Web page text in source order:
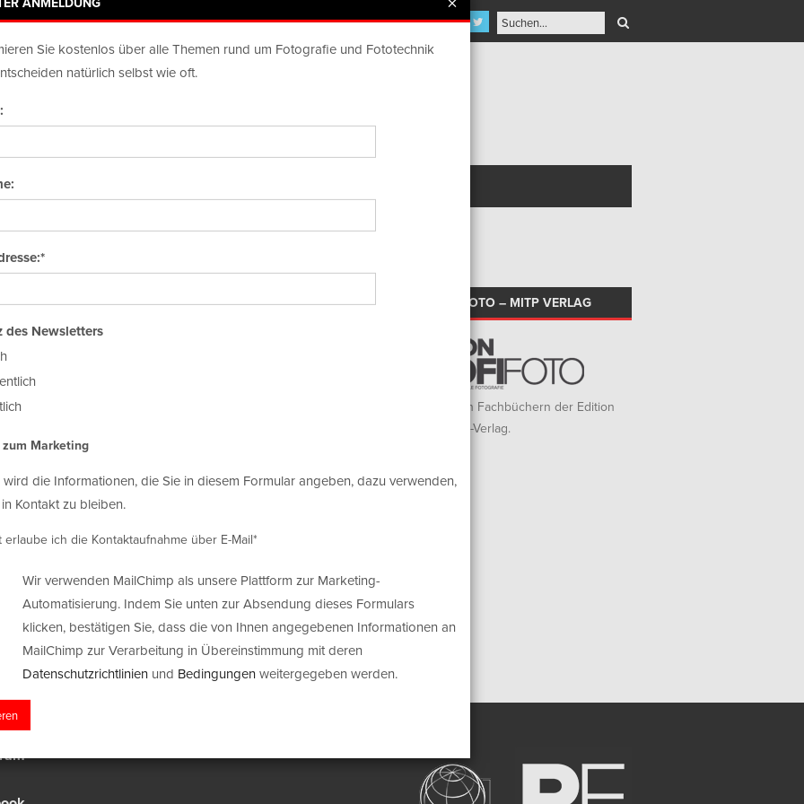
Newsletter-Anmeldung
2025
EDITION PROFIFOTO – MITP VERLAG
Hier geht es zu den Fachbüchern der Edition
ProfiFoto beim mitp-Verlag.
Close
Sie kostenlos über alle Themen rund um Fotografie und Fototechnik
natürlich selbst wie oft.
des Newsletters
Marketing
die Informationen, die Sie in diesem Formular angeben, dazu verwenden,
Kontakt zu bleiben.
erlaube ich die Kontaktaufnahme über E-Mail*
Wir verwenden MailChimp als unsere Plattform zur Marketing-
Automatisierung. Indem Sie unten zur Absendung dieses Formulars
klicken, bestätigen Sie, dass die von Ihnen angegebenen Informationen an
MailChimp zur Verarbeitung in Übereinstimmung mit deren
Datenschutzrichtlinienund Bedingungenweitergegeben werden.